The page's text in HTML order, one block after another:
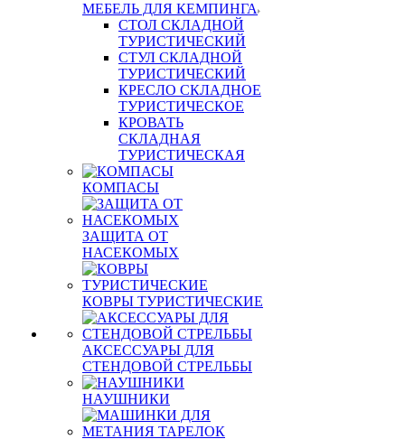
МЕБЕЛЬ ДЛЯ КЕМПИНГА
СТОЛ СКЛАДНОЙ
ТУРИСТИЧЕСКИЙ
СТУЛ СКЛАДНОЙ
ТУРИСТИЧЕСКИЙ
КРЕСЛО СКЛАДНОЕ
ТУРИСТИЧЕСКОЕ
КРОВАТЬ
СКЛАДНАЯ
ТУРИСТИЧЕСКАЯ
КОМПАСЫ
ЗАЩИТА ОТ
НАСЕКОМЫХ
КОВРЫ ТУРИСТИЧЕСКИЕ
АКСЕССУАРЫ ДЛЯ
СТЕНДОВОЙ СТРЕЛЬБЫ
НАУШНИКИ